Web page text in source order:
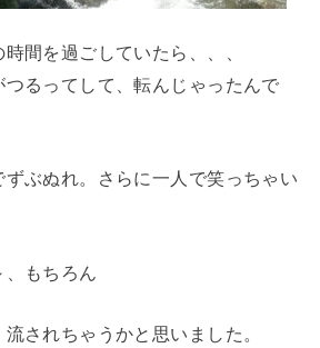
間を過ごしていたら、、、
るってして、転んじゃったんで
ぶぬれ。さらに一人で笑っちゃい
もちろん
されちゃうかと思いました。